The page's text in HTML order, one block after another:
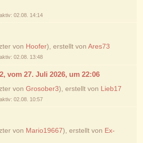
02.08. 14:14
von Hoofer), erstellt von Ares73
02.08. 13:48
vom 27. Juli 2026, um 22:06
von Grosober3), erstellt von Lieb17
02.08. 10:57
von Mario19667), erstellt von Ex-